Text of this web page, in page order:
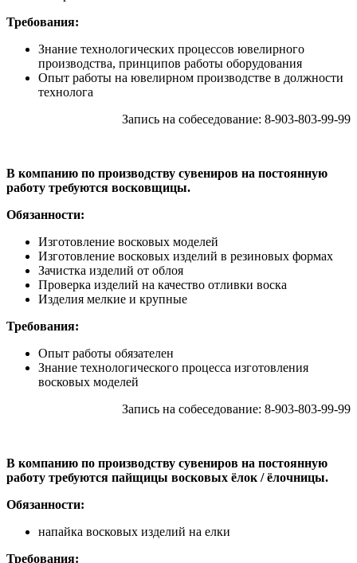
Требования:
Знание технологических процессов ювелирного
производства, принципов работы оборудования
Опыт работы на ювелирном производстве в должности
технолога
Запись на собеседование: 8-903-803-99-99
В компанию по производству сувениров на постоянную
работу требуются восковщицы.
Обязанности:
Изготовление восковых моделей
Изготовление восковых изделий в резиновых формах
Зачистка изделий от облоя
Проверка изделий на качество отливки воска
Изделия мелкие и крупные
Требования:
Опыт работы обязателен
Знание технологического процесса изготовления
восковых моделей
Запись на собеседование: 8-903-803-99-99
В компанию по производству сувениров на постоянную
работу требуются пайщицы восковых ёлок / ёлочницы.
Обязанности:
напайка восковых изделий на елки
Требования: